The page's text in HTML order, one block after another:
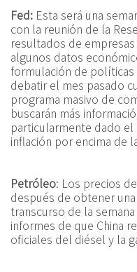
Fed: Esta será una
con la reunión de la
resultados de
algunos datos
formulación de
debatir el mes pasado
programa masivo de
buscarán más
particularmente dado
inflación por encima de
Petróleo: Los precios
después de obtener
transcurso de la
informes de que China
oficiales del diésel y la